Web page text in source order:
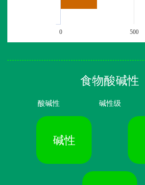
0 500
食物酸碱性
酸碱性 碱性级
碱性